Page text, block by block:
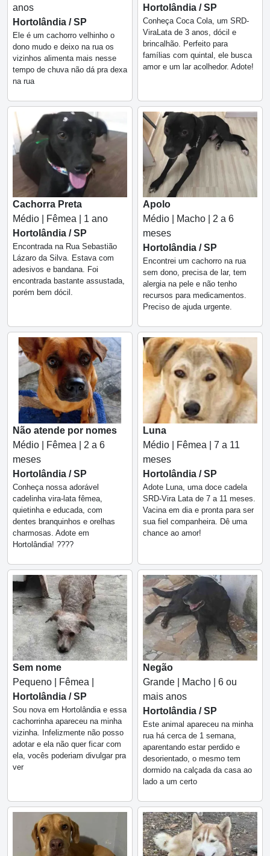
anos
Hortolândia / SP
Ele é um cachorro velhinho o
dono mudo e deixo na rua os
vizinhos alimenta mais nesse
tempo de chuva não dá pra dexa
na rua
Hortolândia / SP
Conheça Coca Cola, um SRD-
ViraLata de 3 anos, dócil e
brincalhão. Perfeito para
famílias com quintal, ele busca
amor e um lar acolhedor. Adote!
Cachorra Preta
Médio | Fêmea | 1 ano
Hortolândia / SP
Encontrada na Rua Sebastião
Lázaro da Silva. Estava com
adesivos e bandana. Foi
encontrada bastante assustada,
porém bem dócil.
Apolo
Médio | Macho | 2 a 6
meses
Hortolândia / SP
Encontrei um cachorro na rua
sem dono, precisa de lar, tem
alergia na pele e não tenho
recursos para medicamentos.
Preciso de ajuda urgente.
Não atende por nomes
Médio | Fêmea | 2 a 6
meses
Hortolândia / SP
Conheça nossa adorável
cadelinha vira-lata fêmea,
quietinha e educada, com
dentes branquinhos e orelhas
charmosas. Adote em
Hortolândia! ????
Luna
Médio | Fêmea | 7 a 11
meses
Hortolândia / SP
Adote Luna, uma doce cadela
SRD-Vira Lata de 7 a 11 meses.
Vacina em dia e pronta para ser
sua fiel companheira. Dê uma
chance ao amor!
Sem nome
Pequeno | Fêmea |
Hortolândia / SP
Sou nova em Hortolândia e essa
cachorrinha apareceu na minha
vizinha. Infelizmente não posso
adotar e ela não quer ficar com
ela, vocês poderiam divulgar pra
ver
Negão
Grande | Macho | 6 ou
mais anos
Hortolândia / SP
Este animal apareceu na minha
rua há cerca de 1 semana,
aparentando estar perdido e
desorientado, o mesmo tem
dormido na calçada da casa ao
lado a um certo